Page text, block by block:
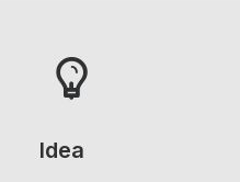
Idea